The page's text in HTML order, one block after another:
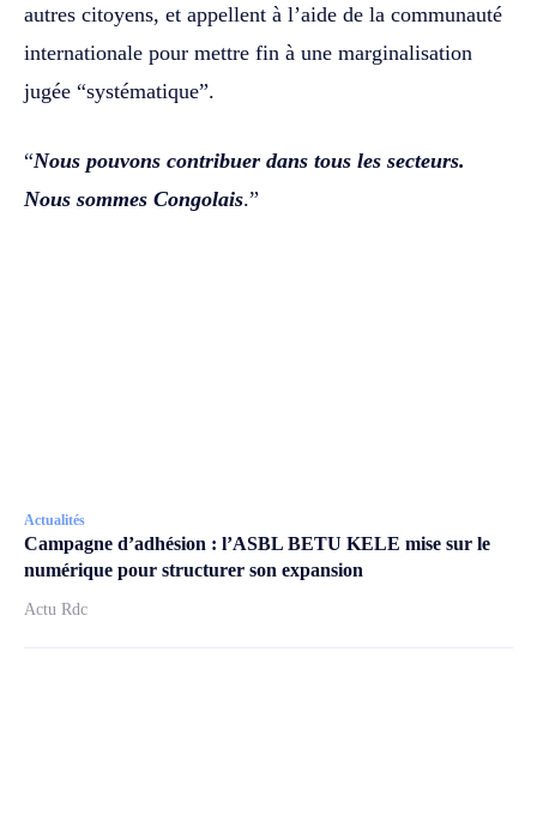
autres citoyens, et appellent à l’aide de la communauté
internationale pour mettre fin à une marginalisation
jugée “systématique”.
“Nous pouvons contribuer dans tous les secteurs.
Nous sommes Congolais.”
Actualités
Campagne d’adhésion : l’ASBL BETU KELE mise sur le
numérique pour structurer son expansion
Actu Rdc